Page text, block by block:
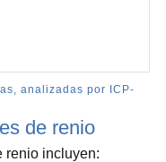
analizadas por ICP-
de renio
renio incluyen: